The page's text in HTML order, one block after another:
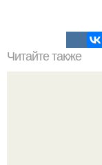
Читайте также